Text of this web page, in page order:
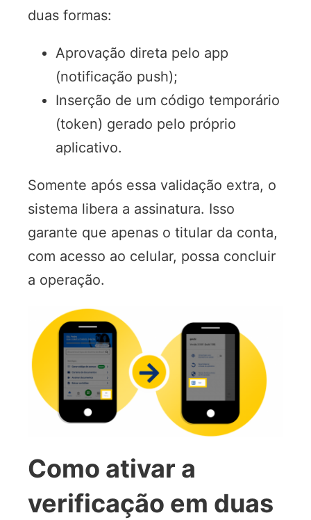
duas formas:
Aprovação direta pelo app
(notificação push);
Inserção de um código temporário
(token) gerado pelo próprio
aplicativo.
Somente após essa validação extra, o
sistema libera a assinatura. Isso
garante que apenas o titular da conta,
com acesso ao celular, possa concluir
a operação.
Como ativar a
verificação em duas